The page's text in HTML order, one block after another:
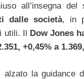
all’insegna del
dalle società, in
utili. Il
Dow Jones
+0,45% a
la guidance